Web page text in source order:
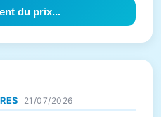
du prix...
21/07/2026